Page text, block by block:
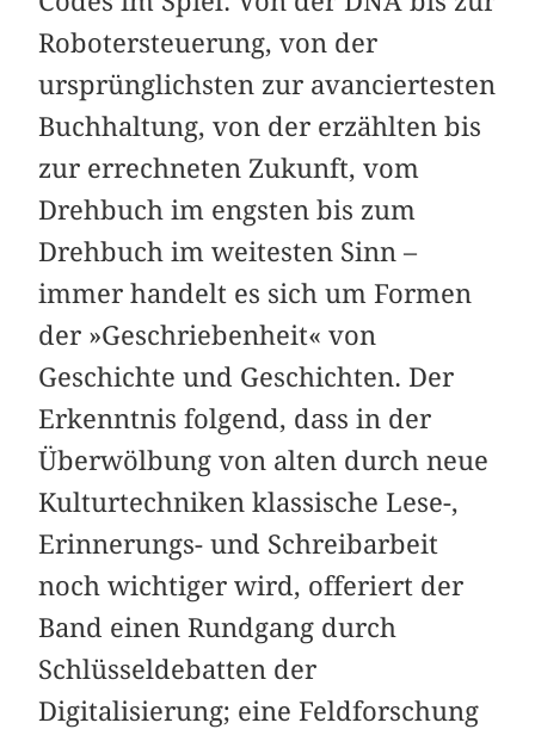
Robotersteuerung, von der
ursprünglichsten zur avanciertesten
Buchhaltung, von der erzählten bis
zur errechneten Zukunft, vom
Drehbuch im engsten bis zum
Drehbuch im weitesten Sinn –
immer handelt es sich um Formen
der »Geschriebenheit« von
Geschichte und Geschichten. Der
Erkenntnis folgend, dass in der
Überwölbung von alten durch neue
Kulturtechniken klassische Lese-,
Erinnerungs- und Schreibarbeit
noch wichtiger wird, offeriert der
Band einen Rundgang durch
Schlüssel­debatten der
Digitalisierung; eine Feldforschung